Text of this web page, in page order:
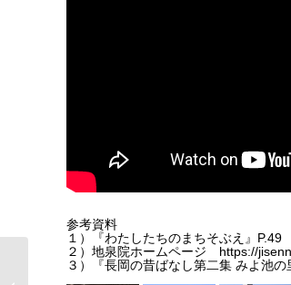
参考資料
１）『わたしたちのまちそぶえ』
２）地泉院ホームページ https://
３）『長岡の昔ばなし第二集 みよ池の
水屋〈稲沢市指定文化